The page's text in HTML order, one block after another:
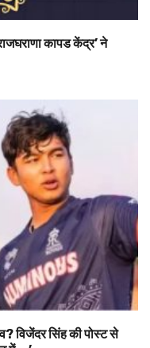
कापड केंद्र’ ने
विजेंदर सिंह की पोस्ट से